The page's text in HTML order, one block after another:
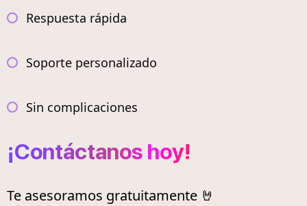
Respuesta rápida
Soporte personalizado
Sin complicaciones
¡Contáctanos hoy!
Te asesoramos gratuitamente 🤘